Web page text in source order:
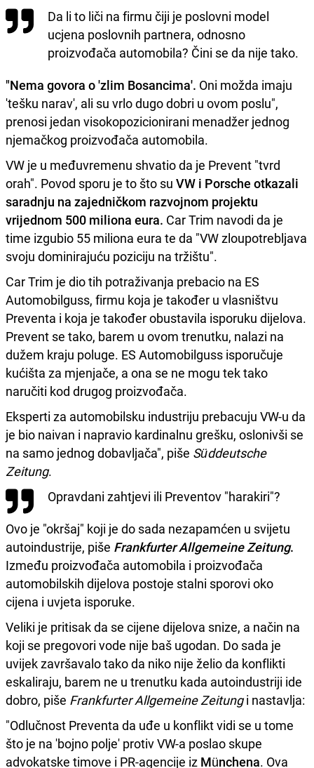
Da li to liči na firmu čiji je poslovni model
ucjena poslovnih partnera, odnosno
proizvođača automobila? Čini se da nije tako.
"Nema govora o 'zlim Bosancima'. Oni možda imaju
'tešku narav', ali su vrlo dugo dobri u ovom poslu",
prenosi jedan visokopozicionirani menadžer jednog
njemačkog proizvođača automobila.
VW je u međuvremenu shvatio da je Prevent "tvrd
orah". Povod sporu je to što su VW i Porsche otkazali
saradnju na zajedničkom razvojnom projektu
vrijednom 500 miliona eura. Car Trim navodi da je
time izgubio 55 miliona eura te da "VW zloupotrebljava
svoju dominirajuću poziciju na tržištu".
Car Trim je dio tih potraživanja prebacio na ES
Automobilguss, firmu koja je također u vlasništvu
Preventa i koja je također obustavila isporuku dijelova.
Prevent se tako, barem u ovom trenutku, nalazi na
dužem kraju poluge. ES Automobilguss isporučuje
kućišta za mjenjače, a ona se ne mogu tek tako
naručiti kod drugog proizvođača.
Eksperti za automobilsku industriju prebacuju VW-u da
je bio naivan i napravio kardinalnu grešku, oslonivši se
na samo jednog dobavljača", piše Süddeutsche
Zeitung.
Opravdani zahtjevi ili Preventov "harakiri"?
Ovo je "okršaj" koji je do sada nezapamćen u svijetu
autoindustrije, piše Frankfurter Allgemeine Zeitung.
Između proizvođača automobila i proizvođača
automobilskih dijelova postoje stalni sporovi oko
cijena i uvjeta isporuke.
Veliki je pritisak da se cijene dijelova snize, a način na
koji se pregovori vode nije baš ugodan. Do sada je
uvijek završavalo tako da niko nije želio da konflikti
eskaliraju, barem ne u trenutku kada autoindustriji ide
dobro, piše Frankfurter Allgemeine Zeitungi nastavlja:
"Odlučnost Preventa da uđe u konflikt vidi se u tome
što je na 'bojno polje' protiv VW-a poslao skupe
advokatske timove i PR-agencije iz Münchena. Ova